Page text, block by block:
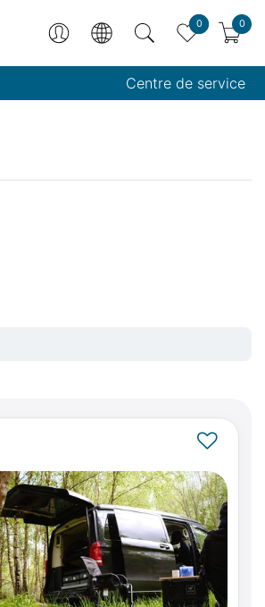
0 0
Centre de service